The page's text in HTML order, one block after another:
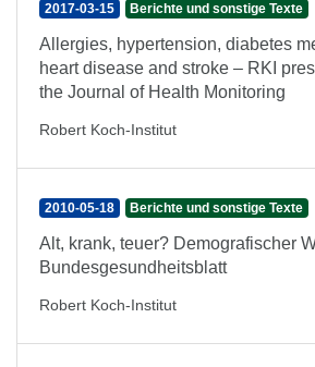
2017-03-15 Berichte und sonstige Texte
Allergies, hypertension, diabetes
heart disease and stroke – RKI
the Journal of Health Monitoring
Robert Koch-Institut
2010-05-18 Berichte und sonstige Texte
Alt, krank, teuer? Demografischer
Bundesgesundheitsblatt
Robert Koch-Institut